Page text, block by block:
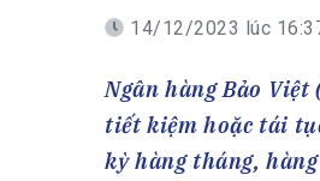
VNBA các thời kỳ
Thành tích – Giải thưởng
14/12/2023 lúc
Ngân hàng Bảo Việt
tiết kiệm hoặc tái
kỳ hàng tháng,